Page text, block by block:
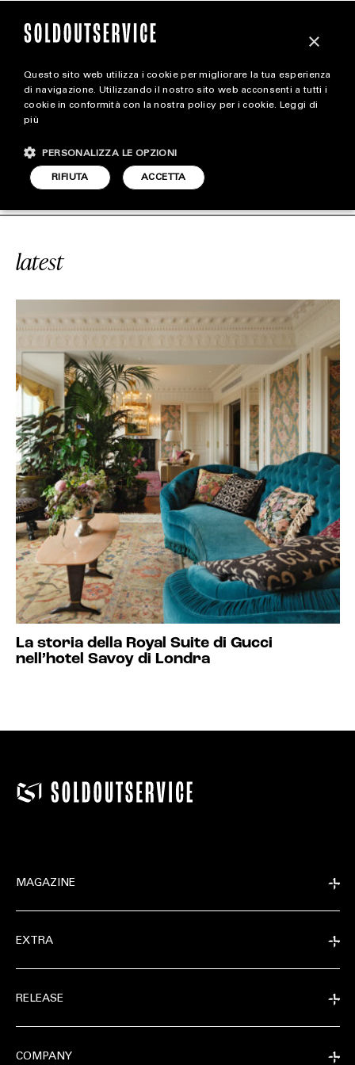
magazine
STYLE
FOOTWEAR
#ROYAL SUITE
latest
La storia della Royal Suite di Gucci
nell’hotel Savoy di Londra
MAGAZINE
EXTRA
RELEASE
COMPANY
×
Questo sito web utilizza i cookie per migliorare la tua esperienza
di navigazione. Utilizzando il nostro sito web acconsenti a tutti i
cookie in conformità con la nostra policy per i cookie. Leggi di
più
ACCETTA
RIFIUTA
PERSONALIZZA LE OPZIONI